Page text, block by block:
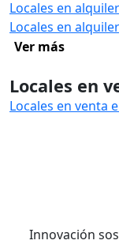
Locales en
Locales en
Ver más
Locales en
Locales en venta
Innovación